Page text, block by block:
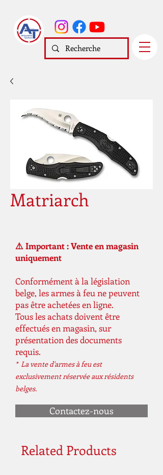
Matriarch
⚠️ Important : Vente en magasin
uniquement
Conformément à la législation
belge, les armes à feu ne peuvent
pas être achetées en ligne.
Tous les achats doivent être
effectués en magasin, sur
présentation des documents
requis.
* La vente d'armes à feu est
exclusivement réservée aux résidents
belges.
Contactez-nous
Related Products